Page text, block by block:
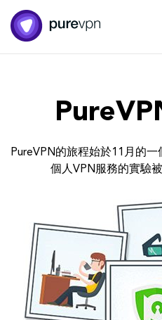
PureVPN的旅程始於11月的
個人VPN服務的實驗